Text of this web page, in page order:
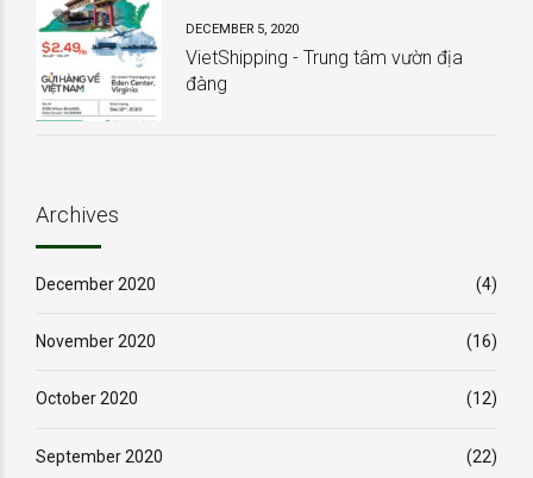
DECEMBER 5, 2020
VietShipping - Trung tâm vườn địa
đàng
Archives
December 2020 (4)
November 2020 (16)
October 2020 (12)
September 2020 (22)